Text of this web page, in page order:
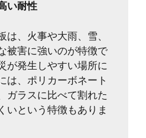
い耐性
は、火事や大雨、雪、
被害に強いのが特徴で
が発生しやすい場所に
は、ポリカーボネート
ガラスに比べて割れた
いという特徴もありま